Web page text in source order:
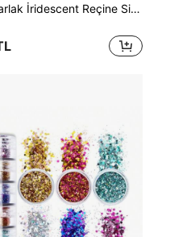
10 Şişe Parlak İridescent Reçine Simli Dolgu Malzemesi, Parıltılı Epoksi Reçine Pigment Tozu, Kendin Yap El Sanatları, Mücevher, Epoksi Reçine Çalkalayıcı Dolgu